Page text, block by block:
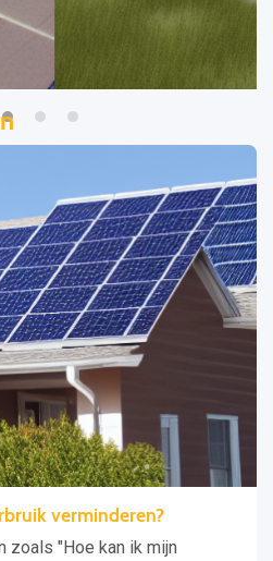
verminderen?
zoals "Hoe kan ik mijn